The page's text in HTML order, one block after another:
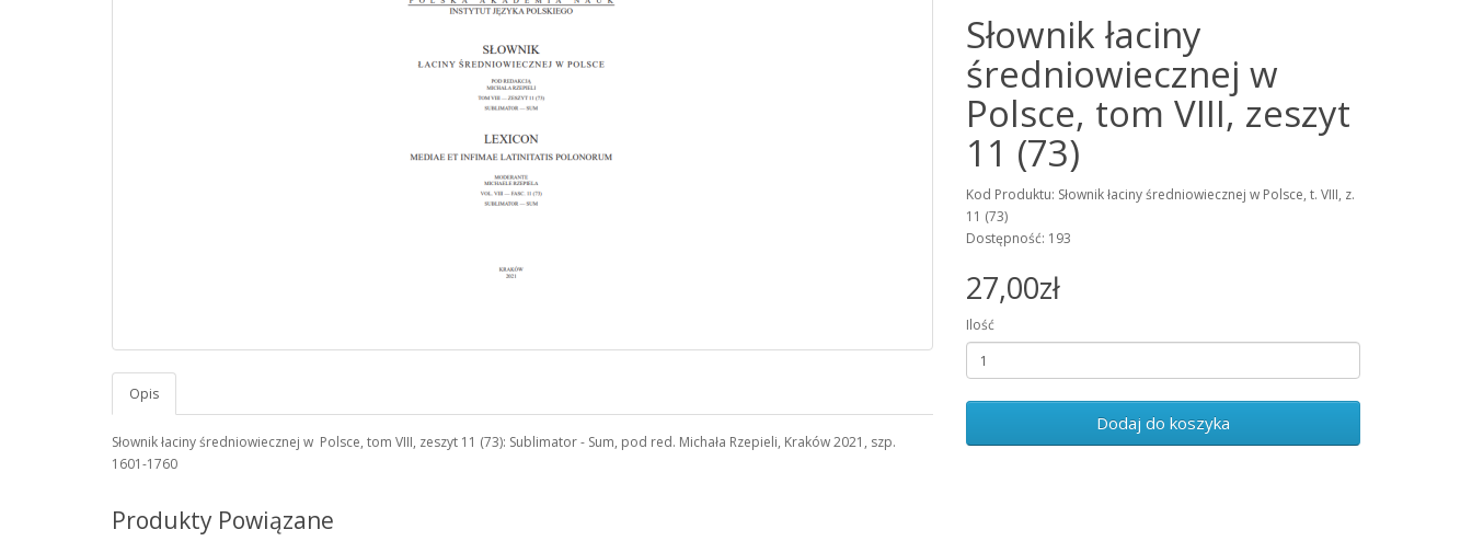
Opis
Słownik łaciny średniowiecznej w Polsce, tom VIII, zeszyt 11 (73): Sublimator - Sum, pod red. Michała Rzepieli, Kraków 2021, szp.
1601-1760
Słownik łaciny
średniowiecznej w
Polsce, tom VIII, zeszyt
11 (73)
Kod Produktu: Słownik łaciny średniowiecznej w Polsce, t. VIII, z.
11 (73)
Dostępność: 193
27,00zł
Ilość
Dodaj do koszyka
Produkty Powiązane